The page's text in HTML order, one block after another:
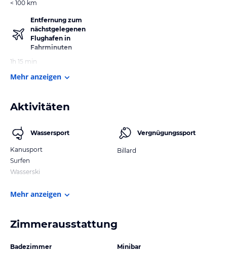
< 100 km
Entfernung zum
nächstgelegenen
Flughafen in
Fahrminuten
1h 15 min
Mehr anzeigen
Aktivitäten
Wassersport
Kanusport
Surfen
Wasserski
Vergnügungssport
Billard
Mehr anzeigen
Zimmerausstattung
Badezimmer
Minibar